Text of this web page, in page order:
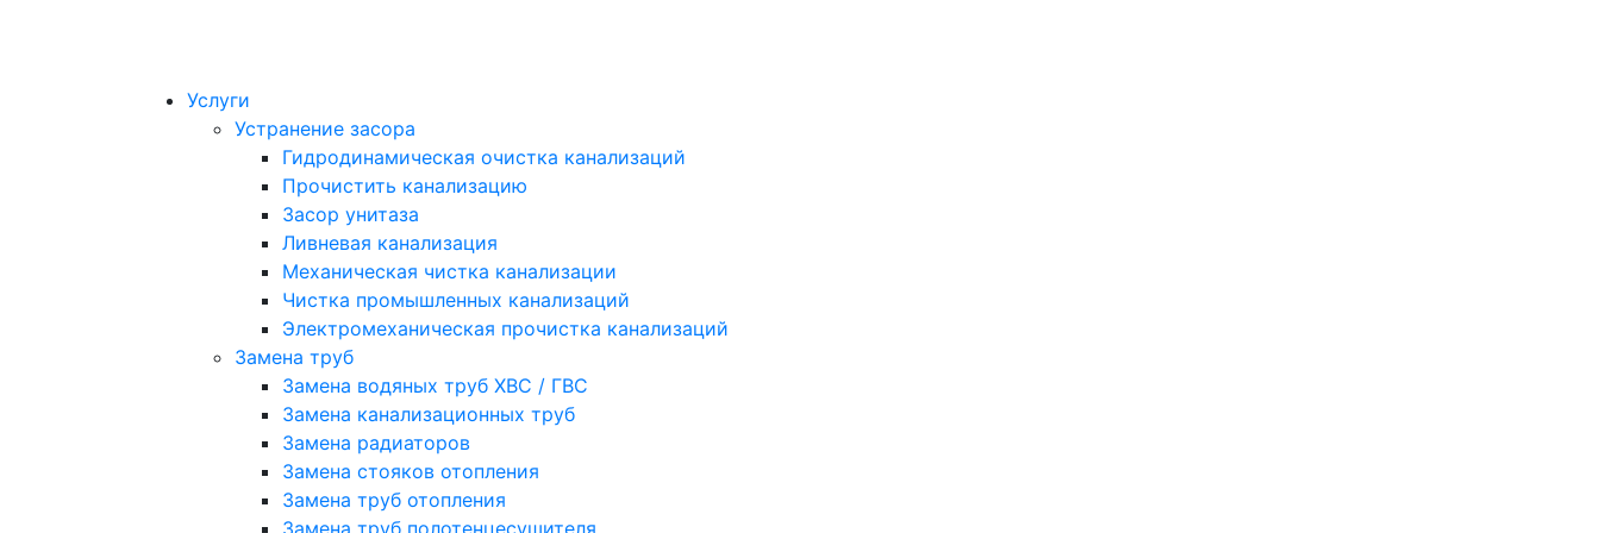
Услуги
Устранение засора
Гидродинамическая очистка канализаций
Прочистить канализацию
Засор унитаза
Ливневая канализация
Механическая чистка канализации
Чистка промышленных канализаций
Электромеханическая прочистка канализаций
Замена труб
Замена водяных труб ХВС / ГВС
Замена канализационных труб
Замена радиаторов
Замена стояков отопления
Замена труб отопления
Замена труб полотенцесушителя